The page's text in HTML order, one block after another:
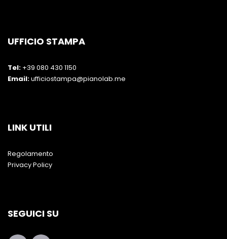
UFFICIO STAMPA
Tel: +39 080 430 1150
Email:ufficiostampa@pianolab.me
LINK UTILI
Regolamento
Privacy Policy
SEGUICI SU